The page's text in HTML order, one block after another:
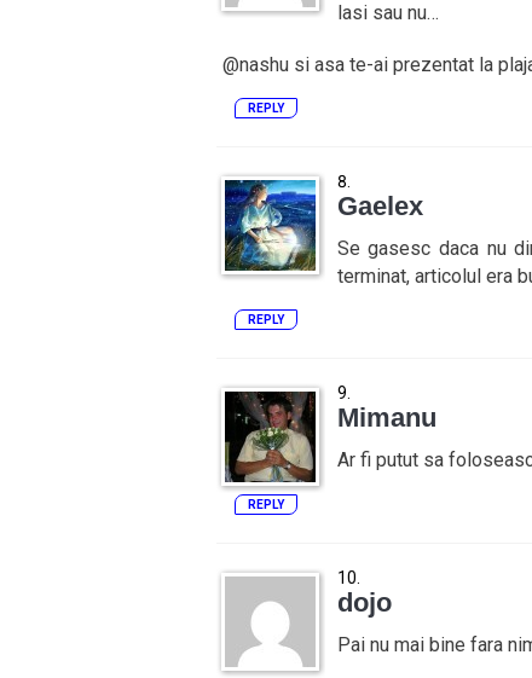
lasi sau nu…
@nashu si asa te-ai prezentat la
REPLY
Gaelex
Se gasesc daca nu
terminat, articolul era
REPLY
Mimanu
Ar fi putut sa
REPLY
dojo
Pai nu mai bine fara